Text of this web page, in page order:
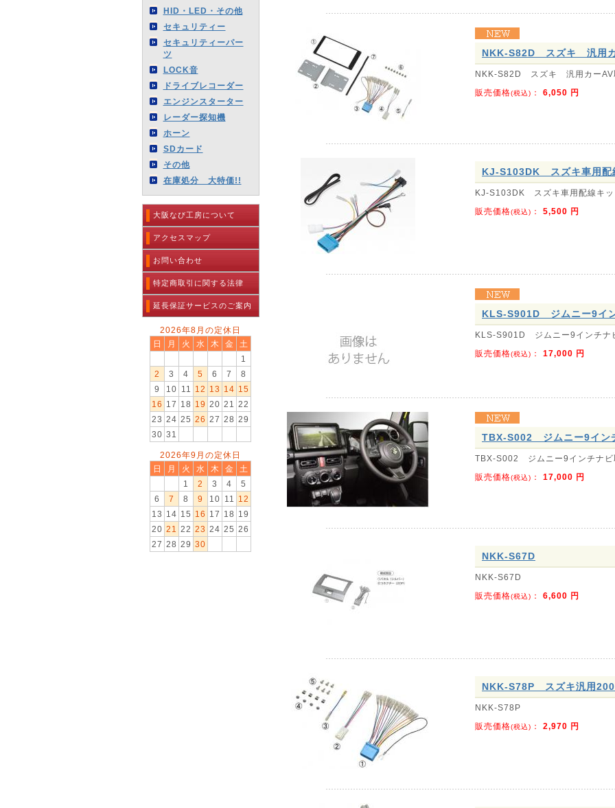
HID・LED・その他
セキュリティー
セキュリティーパー
ツ
LOCK音
ドライブレコーダー
エンジンスターター
レーダー探知機
ホーン
SDカード
その他
在庫処分 大特価!!
大阪なび工房について
アクセスマップ
お問い合わせ
特定商取引に関する法律
延長保証サービスのご案内
2026年8月の定休日
日
月 火 水 木 金
土
1
2
3 4 5 6 7
8
9
10 11 12 13 14 15
16
17 18 19 20 21
22
23 24 25 26 27 28 29
30 31
2026年9月の定休日
日
月 火 水 木 金
土
1
2 3 4
5
6
7 8 9 10 11
12
13
14 15 16 17 18
19
20 21 22 23 24 25 26
27 28 29 30
NKK-S82D スズキ 汎用カ
NKK-S82D スズキ 汎用カーAV
販売価格(税込) ： 6,050 円
KJ-S103DK スズキ車用配
KJ-S103DK スズキ車用配線キ
販売価格(税込) ： 5,500 円
KLS-S901D ジムニー9イ
KLS-S901D ジムニー9インチナ
販売価格(税込) ： 17,000 円
TBX-S002 ジムニー9イン
TBX-S002 ジムニー9インチナビ
販売価格(税込) ： 17,000 円
NKK-S67D
NKK-S67D
販売価格(税込) ： 6,600 円
NKK-S78P スズキ汎用
NKK-S78P
販売価格(税込) ： 2,970 円